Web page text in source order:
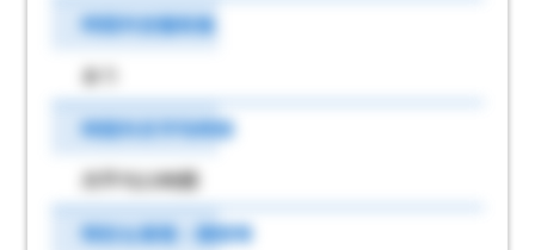
時間外労働有無
あり
時間外月平均時間
月平均10時間
特別な事情・期間等